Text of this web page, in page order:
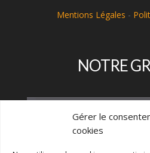
Gérer le
cookies
Mentions Légales -
NOTRE